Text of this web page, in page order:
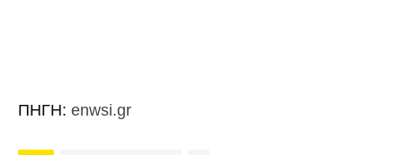
ΠΗΓΗ: enwsi.gr